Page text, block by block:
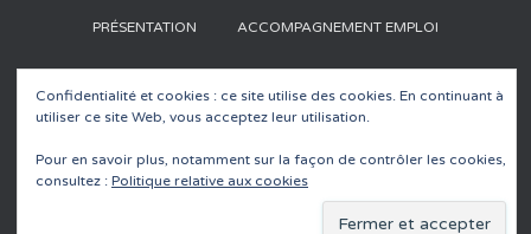
PRÉSENTATION ACCOMPAGNEMENT EMPLOI
LACORE – GUIDE ET CATALOGUE D’ANIMATIONS
Confidentialité et cookies : ce site utilise des cookies. En continuant à
utiliser ce site Web, vous acceptez leur utilisation.
Pour en savoir plus, notamment sur la façon de contrôler les cookies,
consultez : Politique relative aux cookies